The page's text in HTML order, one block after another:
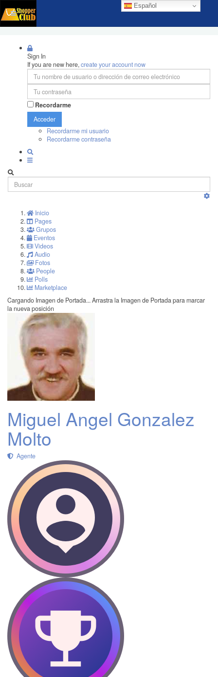
Español
Sign In
If you are new here,create your account now
Recordarme
Acceder
Recordarme mi usuario
Recordarme contraseña
Inicio
Pages
Grupos
Eventos
Videos
Audio
Fotos
People
Polls
Marketplace
Cargando Imagen de Portada... Arrastra la Imagen de Portada para marcar
la nueva posición
Miguel Angel Gonzalez
Molto
Agente